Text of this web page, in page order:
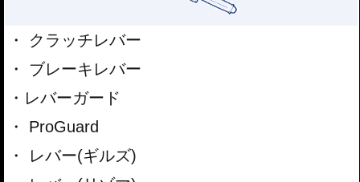
クラッチレバー
ブレーキレバー
レバーガード
ProGuard
レバー(ギルズ)